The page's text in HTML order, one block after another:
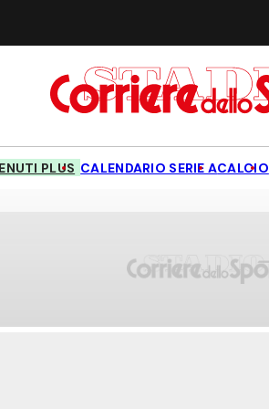
PLUS CALENDARIO SERIE ACALCIO